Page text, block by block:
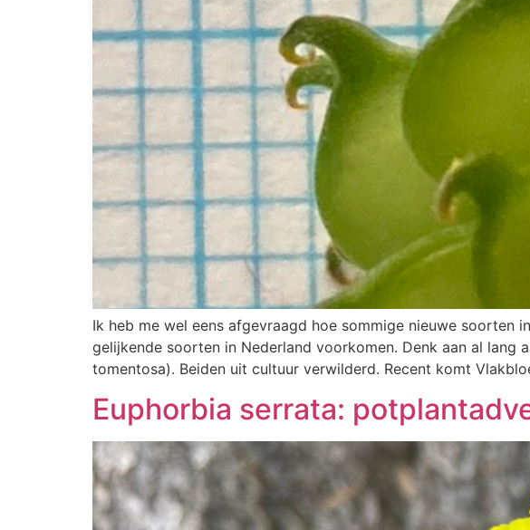
Ik heb me wel eens afgevraagd hoe sommige nieuwe
gelijkende soorten in Nederland voorkomen. Denk aan al lang
tomentosa). Beiden uit cultuur verwilderd. Recent komt
Euphorbia serrata: